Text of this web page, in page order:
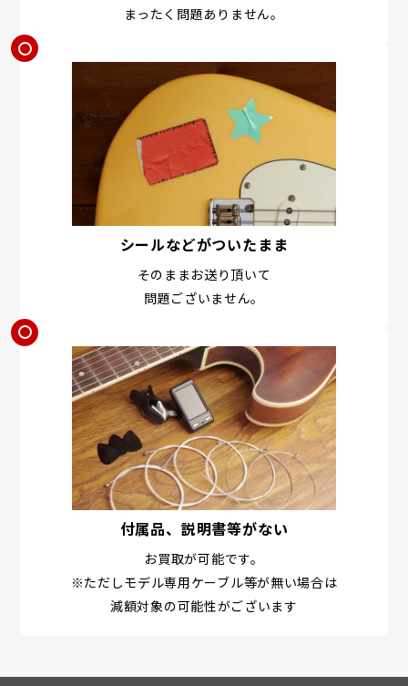
まったく問題ありません。
シールなどがついたまま
そのままお送り頂いて
問題ございません。
付属品、説明書等がない
お買取が可能です。
※ただしモデル専用ケーブル等が無い場合は
減額対象の可能性がございます